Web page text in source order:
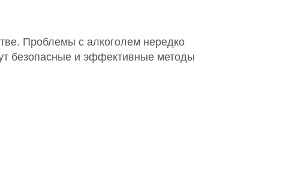
Проблемы с алкоголем нередко
безопасные и эффективные методы